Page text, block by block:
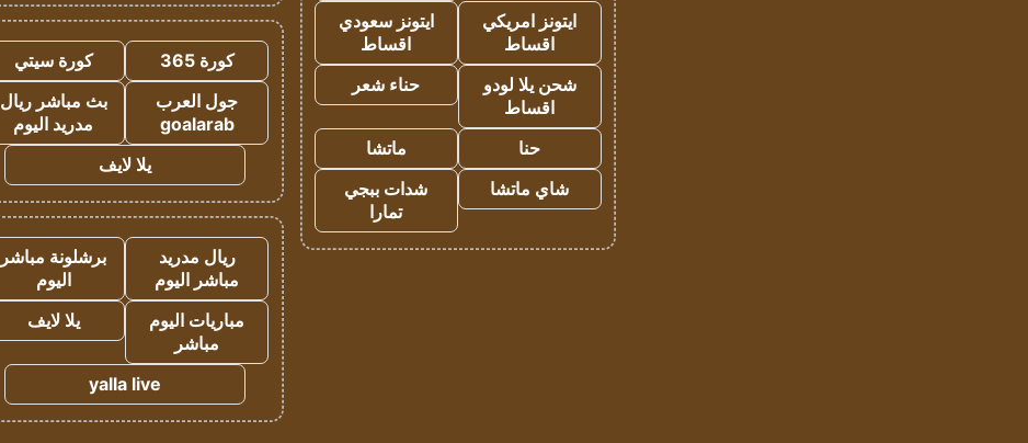
ايتونز امريكي
اقساط
ايتونز سعودي
اقساط
شحن يلا لودو
اقساط
حناء شعر
حنا
ماتشا
شاي ماتشا
شدات ببجي
تمارا
كورة 365
كورة سيتي
جول العرب
goalarab
بث مباشر ريال
مدريد اليوم
يلا لايف
ريال مدريد
مباشر اليوم
برشلونة مباشر
اليوم
مباريات اليوم
مباشر
يلا لايف
yalla live